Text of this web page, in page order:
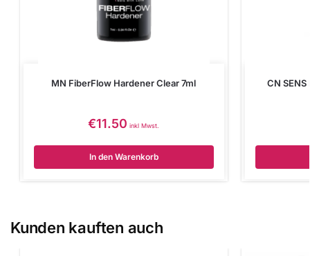
MN FiberFlow Hardener Clear 7ml
€11.50 inkl Mwst.
In den Warenkorb
CN SENS
Kunden kauften auch